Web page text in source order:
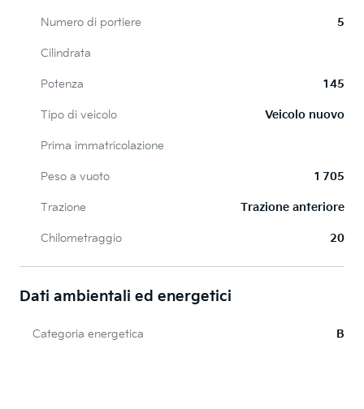
Numero di portiere 5
Cilindrata
Potenza 145
Tipo di veicolo Veicolo nuovo
Prima immatricolazione
Peso a vuoto 1 705
Trazione Trazione anteriore
Chilometraggio 20
Dati ambientali ed energetici
Categoria energetica B